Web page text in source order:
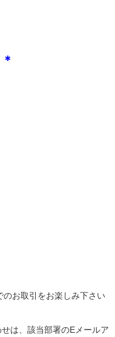
お取引をお楽しみ下さい
は、該当部署のEメールア